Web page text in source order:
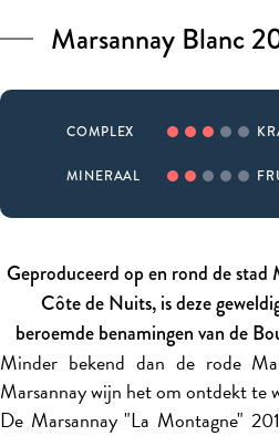
Marsannay Blanc
COMPLEX
MINERAAL
Geproduceerd op en rond de stad
Côte de Nuits, is deze
beroemde benamingen van de
Minder bekend dan de rode
Marsannay wijn het om ontdekt te
De Marsannay "La Montagne"